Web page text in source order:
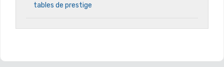
tables de prestige